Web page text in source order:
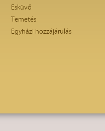
Esküvő
Temetés
Egyházi hozzájárulás